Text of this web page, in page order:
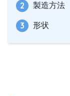
製造方法
形状